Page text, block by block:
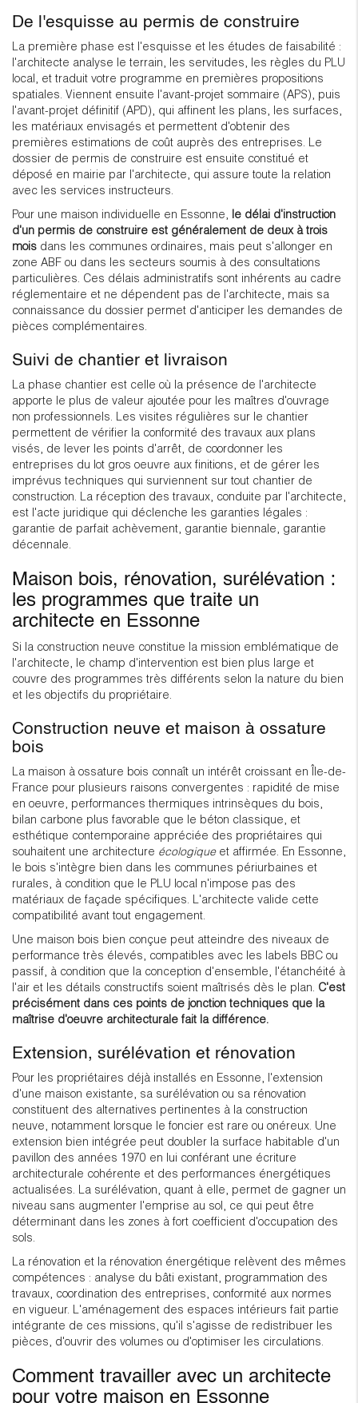
De l'esquisse au permis de construire
La première phase est l'esquisse et les études de faisabilité :
l'architecte analyse le terrain, les servitudes, les règles du PLU
local, et traduit votre programme en premières propositions
spatiales. Viennent ensuite l'avant-projet sommaire (APS), puis
l'avant-projet définitif (APD), qui affinent les plans, les surfaces,
les matériaux envisagés et permettent d'obtenir des
premières estimations de coût auprès des entreprises. Le
dossier de permis de construire est ensuite constitué et
déposé en mairie par l'architecte, qui assure toute la relation
avec les services instructeurs.
Pour une maison individuelle en Essonne, le délai d'instruction
d'un permis de construire est généralement de deux à trois
mois dans les communes ordinaires, mais peut s'allonger en
zone ABF ou dans les secteurs soumis à des consultations
particulières. Ces délais administratifs sont inhérents au cadre
réglementaire et ne dépendent pas de l'architecte, mais sa
connaissance du dossier permet d'anticiper les demandes de
pièces complémentaires.
Suivi de chantier et livraison
La phase chantier est celle où la présence de l'architecte
apporte le plus de valeur ajoutée pour les maîtres d'ouvrage
non professionnels. Les visites régulières sur le chantier
permettent de vérifier la conformité des travaux aux plans
visés, de lever les points d'arrêt, de coordonner les
entreprises du lot gros oeuvre aux finitions, et de gérer les
imprévus techniques qui surviennent sur tout chantier de
construction. La réception des travaux, conduite par l'architecte,
est l'acte juridique qui déclenche les garanties légales :
garantie de parfait achèvement, garantie biennale, garantie
décennale.
Maison bois, rénovation, surélévation :
les programmes que traite un
architecte en Essonne
Si la construction neuve constitue la mission emblématique de
l'architecte, le champ d'intervention est bien plus large et
couvre des programmes très différents selon la nature du bien
et les objectifs du propriétaire.
Construction neuve et maison à ossature
bois
La maison à ossature bois connaît un intérêt croissant en Île-de-
France pour plusieurs raisons convergentes : rapidité de mise
en oeuvre, performances thermiques intrinsèques du bois,
bilan carbone plus favorable que le béton classique, et
esthétique contemporaine appréciée des propriétaires qui
souhaitent une architecture écologiqueet affirmée. En Essonne,
le bois s'intègre bien dans les communes périurbaines et
rurales, à condition que le PLU local n'impose pas des
matériaux de façade spécifiques. L'architecte valide cette
compatibilité avant tout engagement.
Une maison bois bien conçue peut atteindre des niveaux de
performance très élevés, compatibles avec les labels BBC ou
passif, à condition que la conception d'ensemble, l'étanchéité à
l'air et les détails constructifs soient maîtrisés dès le plan. C'est
précisément dans ces points de jonction techniques que la
maîtrise d'oeuvre architecturale fait la différence.
Extension, surélévation et rénovation
Pour les propriétaires déjà installés en Essonne, l'extension
d'une maison existante, sa surélévation ou sa rénovation
constituent des alternatives pertinentes à la construction
neuve, notamment lorsque le foncier est rare ou onéreux. Une
extension bien intégrée peut doubler la surface habitable d'un
pavillon des années 1970 en lui conférant une écriture
architecturale cohérente et des performances énergétiques
actualisées. La surélévation, quant à elle, permet de gagner un
niveau sans augmenter l'emprise au sol, ce qui peut être
déterminant dans les zones à fort coefficient d'occupation des
sols.
La rénovation et la rénovation énergétique relèvent des mêmes
compétences : analyse du bâti existant, programmation des
travaux, coordination des entreprises, conformité aux normes
en vigueur. L'aménagement des espaces intérieurs fait partie
intégrante de ces missions, qu'il s'agisse de redistribuer les
pièces, d'ouvrir des volumes ou d'optimiser les circulations.
Comment travailler avec un architecte
pour votre maison en Essonne